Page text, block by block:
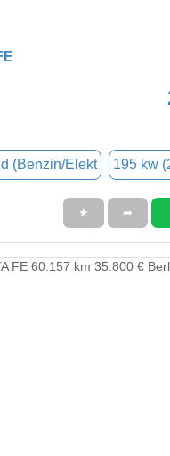
(Benzin/Elekt 195 kw
★ ➦